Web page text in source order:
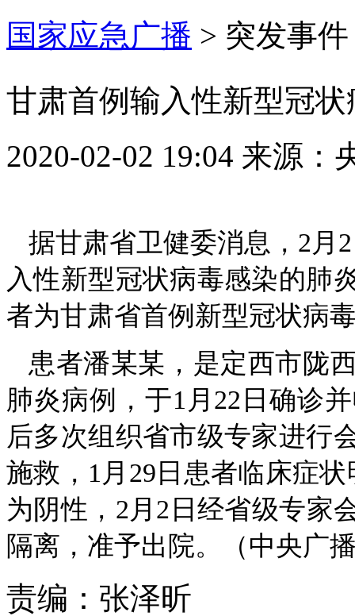
国家应急广播 > 突发事件
甘肃首例输入性新型冠
2020-02-02 19:04 来源：
据甘肃省卫健委消息，2月
入性新型冠状病毒感染的肺
者为甘肃省首例新型冠状病
患者潘某某，是定西市陇
肺炎病例，于1月22日确诊
后多次组织省市级专家进行
施救，1月29日患者临床症
为阴性，2月2日经省级专家
隔离，准予出院。（中央广
责编： 张泽昕